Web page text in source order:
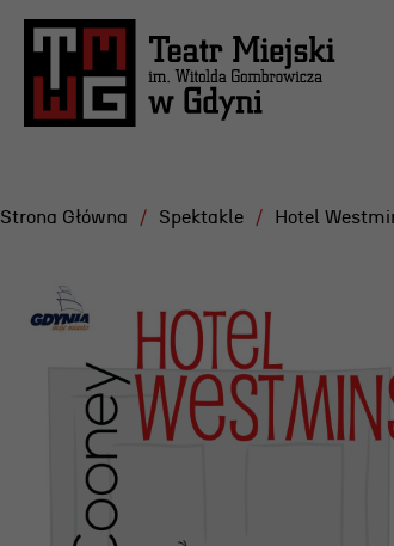
Aktualne spektakle
Bilety
Archiwum spektakli
Strona Główna Spektakle Hotel